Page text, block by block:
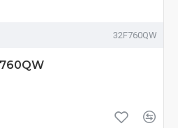
32F760QW